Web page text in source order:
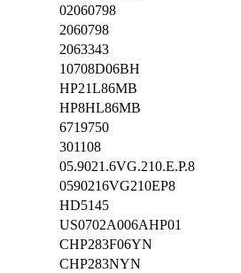
02060798
2060798
2063343
10708D06BH
HP21L86MB
HP8HL86MB
6719750
301108
05.9021.6VG.210.E.P.8
0590216VG210EP8
HD5145
US0702A006AHP01
CHP283F06YN
CHP283NYN